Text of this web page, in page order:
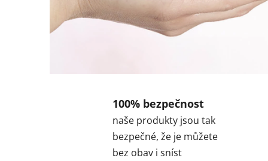
u
t
100% bezpečnost
naše produkty jsou tak
bezpečné, že je můžete
bez obav i sníst